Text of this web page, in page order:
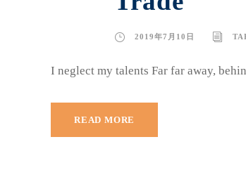
2019年7月10日
I neglect my talents Far far away,
READ MORE